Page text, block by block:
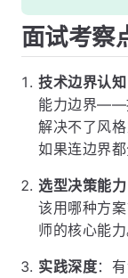
面试考察
技术边界认知
能力边界——
解决不了风
如果连边界
选型决策能力
该用哪种方
师的核心能力
实践深度：